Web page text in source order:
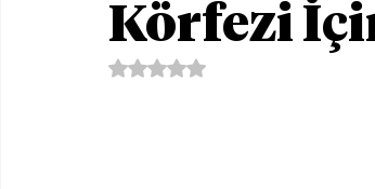
Körfezi
5 üzerinden NaN yıldız